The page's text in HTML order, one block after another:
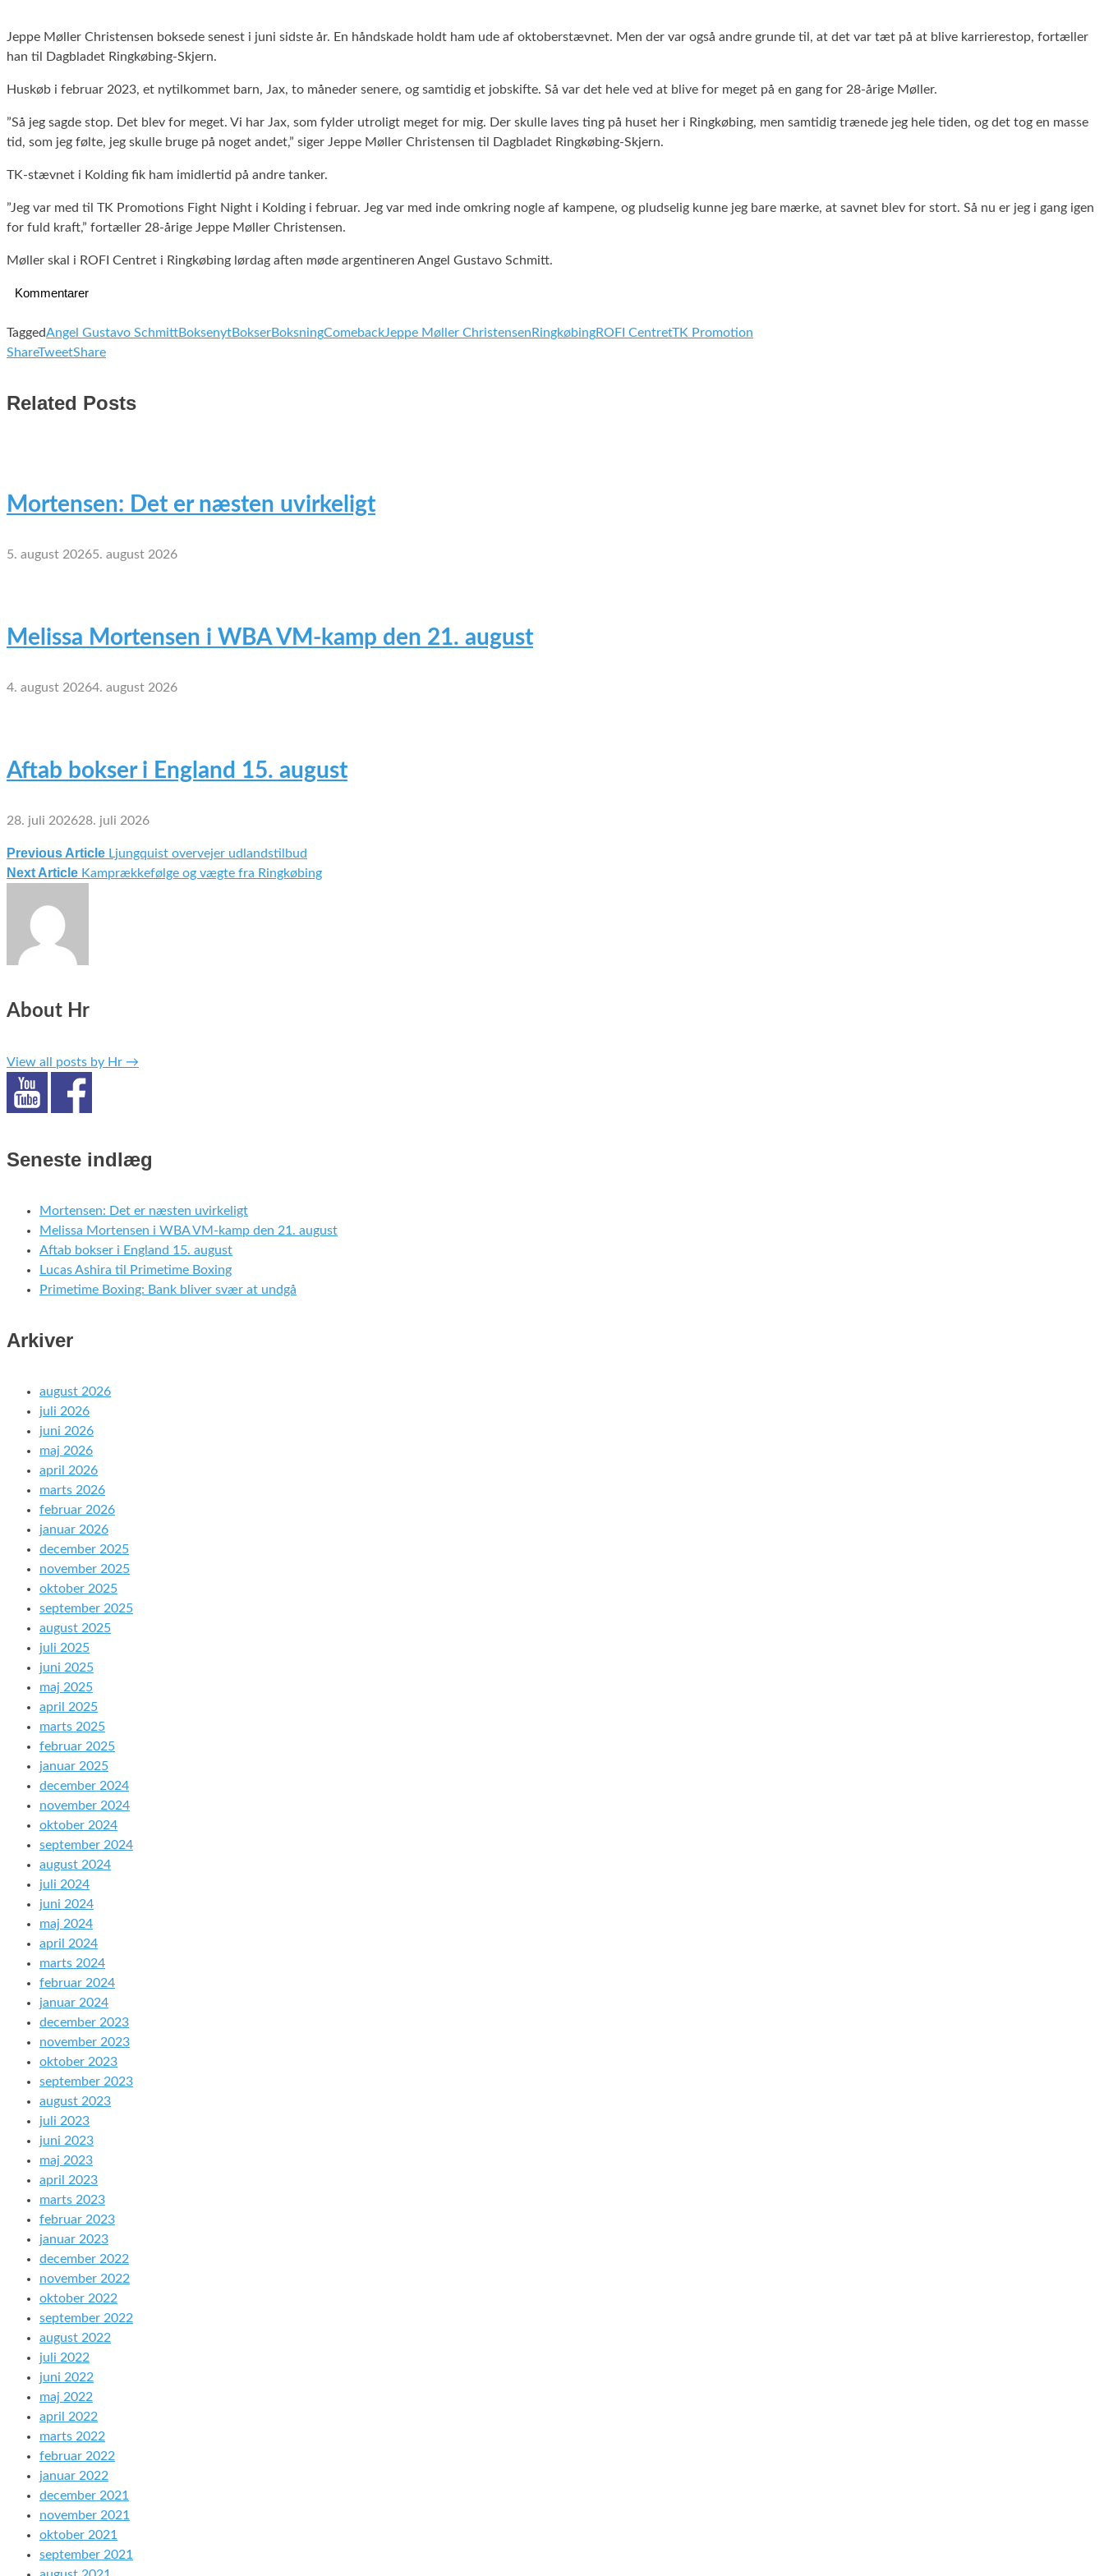
Jeppe Møller Christensen boksede senest i juni sidste år. En håndskade holdt ham ude af oktoberstævnet. Men der var også andre grunde til, at det var tæt på at blive karrierestop, fortæller
han til Dagbladet Ringkøbing-Skjern.
Huskøb i februar 2023, et nytilkommet barn, Jax, to måneder senere, og samtidig et jobskifte. Så var det hele ved at blive for meget på en gang for 28-årige Møller.
”Så jeg sagde stop. Det blev for meget. Vi har Jax, som fylder utroligt meget for mig. Der skulle laves ting på huset her i Ringkøbing, men samtidig trænede jeg hele tiden, og det tog en masse
tid, som jeg følte, jeg skulle bruge på noget andet,” siger Jeppe Møller Christensen til Dagbladet Ringkøbing-Skjern.
TK-stævnet i Kolding fik ham imidlertid på andre tanker.
”Jeg var med til TK Promotions Fight Night i Kolding i februar. Jeg var med inde omkring nogle af kampene, og pludselig kunne jeg bare mærke, at savnet blev for stort. Så nu er jeg i gang igen
for fuld kraft,” fortæller 28-årige Jeppe Møller Christensen.
Møller skal i ROFI Centret i Ringkøbing lørdag aften møde argentineren Angel Gustavo Schmitt.
Kommentarer
TaggedAngel Gustavo SchmittBoksenytBokserBoksningComebackJeppe Møller Christensen RingkøbingROFI CentretTK Promotion
ShareTweetShare
Related Posts
Mortensen: Det er næsten uvirkeligt
5. august 20265. august 2026
Melissa Mortensen i WBA VM-kamp den 21. august
4. august 20264. august 2026
Aftab bokser i England 15. august
28. juli 202628. juli 2026
Indlægsnavigation
Previous Article Ljungquist overvejer udlandstilbud
Next Article Kamprækkefølge og vægte fra Ringkøbing
About Hr
View all posts by Hr →
Seneste indlæg
Mortensen: Det er næsten uvirkeligt
Melissa Mortensen i WBA VM-kamp den 21. august
Aftab bokser i England 15. august
Lucas Ashira til Primetime Boxing
Primetime Boxing: Bank bliver svær at undgå
Arkiver
august 2026
juli 2026
juni 2026
maj 2026
april 2026
marts 2026
februar 2026
januar 2026
december 2025
november 2025
oktober 2025
september 2025
august 2025
juli 2025
juni 2025
maj 2025
april 2025
marts 2025
februar 2025
januar 2025
december 2024
november 2024
oktober 2024
september 2024
august 2024
juli 2024
juni 2024
maj 2024
april 2024
marts 2024
februar 2024
januar 2024
december 2023
november 2023
oktober 2023
september 2023
august 2023
juli 2023
juni 2023
maj 2023
april 2023
marts 2023
februar 2023
januar 2023
december 2022
november 2022
oktober 2022
september 2022
august 2022
juli 2022
juni 2022
maj 2022
april 2022
marts 2022
februar 2022
januar 2022
december 2021
november 2021
oktober 2021
september 2021